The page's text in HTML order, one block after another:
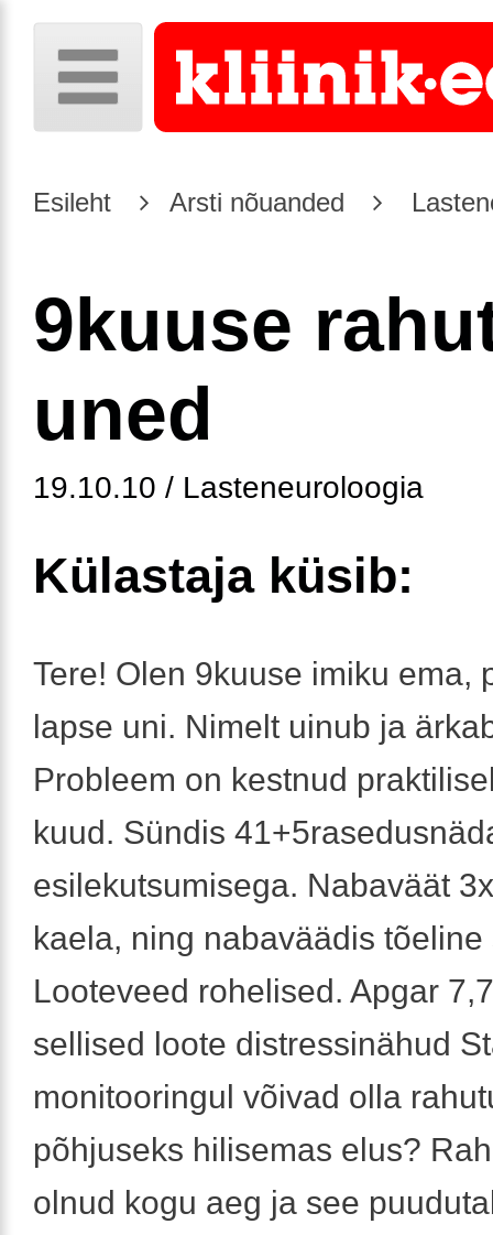
Esileht Arsti nõuanded
9kuuse
uned
19.10.10 / Lasteneuroloogia
Külastaja küsib:
Tere! Olen 9kuuse imiku ema,
lapse uni. Nimelt uinub ja
Probleem on kestnud
kuud. Sündis
esilekutsumisega. Nabaväät
kaela, ning nabaväädis tõeline
Looteveed rohelised. Apgar
sellised loote distressinähud
monitooringul võivad olla
põhjuseks hilisemas elus?
olnud kogu aeg ja see